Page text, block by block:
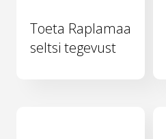
Toeta Raplamaa
seltsi tegevust